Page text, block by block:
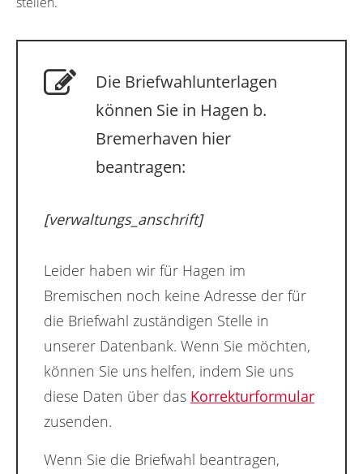
Die Briefwahlunterlagen
können Sie in Hagen b.
Bremerhaven hier
beantragen:
[verwaltungs_anschrift]
Leider haben wir für Hagen im
Bremischen noch keine Adresse der für
die Briefwahl zuständigen Stelle in
unserer Datenbank. Wenn Sie möchten,
können Sie uns helfen, indem Sie uns
diese Daten über das Korrekturformular
zusenden.
Wenn Sie die Briefwahl beantragen,